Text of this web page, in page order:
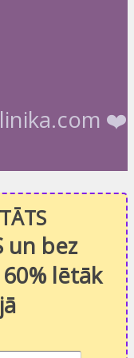
❤️
un bez
lētāk